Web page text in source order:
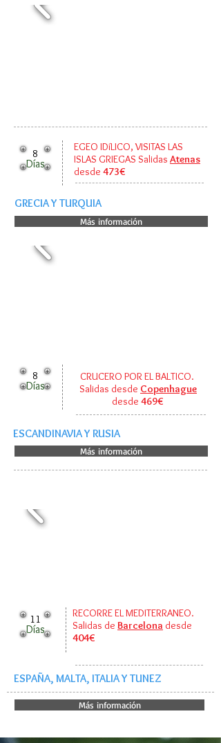
8
Días
EGEO IDíLICO, VISITAS LAS
ISLAS GRIEGAS Salidas Atenas
desde 473€
GRECIA Y TURQUIA
Más información
8
Días
CRUCERO POR EL BALTICO.
Salidas desde Copenhague
desde 469€
ESCANDINAVIA Y RUSIA
Más información
11
Días
RECORRE EL MEDITERRANEO.
Salidas de Barcelona desde
404€
ESPAÑA, MALTA, ITALIA Y TUNEZ
Más información